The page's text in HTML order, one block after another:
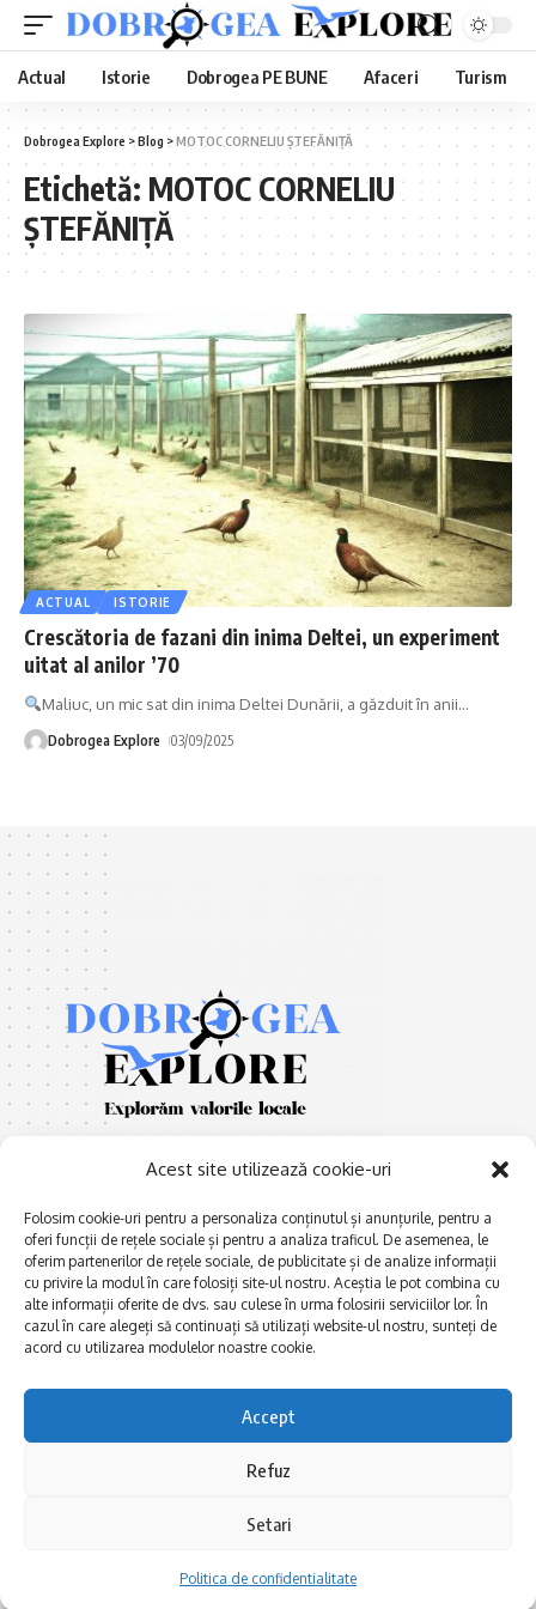
Acest site utilizează cookie-uri
Folosim cookie-uri pentru a personaliza conținutul și anunțurile, pentru a
oferi funcții de rețele sociale și pentru a analiza traficul. De asemenea, le
oferim partenerilor de rețele sociale, de publicitate și de analize informații
cu privire la modul în care folosiți site-ul nostru. Aceștia le pot combina cu
alte informații oferite de dvs. sau culese în urma folosirii serviciilor lor. În
cazul în care alegeți să continuați să utilizați website-ul nostru, sunteți de
acord cu utilizarea modulelor noastre cookie.
Accept
Refuz
Setari
Politica de confidentialitate
Actual Istorie Dobrogea PE BUNE Afaceri Turism
Dobrogea Explore >Blog >MOTOC CORNELIU ȘTEFĂNIȚĂ
Etichetă: MOTOC CORNELIU
ȘTEFĂNIȚĂ
ACTUAL ISTORIE
Crescătoria de fazani din inima Deltei, un experiment
uitat al anilor ’70
Maliuc, un mic sat din inima Deltei Dunării, a găzduit în anii…
Dobrogea Explore 03/09/2025
E xplorăm Dobrogea,
Explorăm valorile locale:
Deltă, Litoral, cele mai mari
biserici și mănăstiri, cele mai
FRUMOASE POVEȘTI.
Afaceri și meșteșuguri
Actualitate
Dobrogea PE BUNE
Istorie și civilizaţie
La Drum cu Ada